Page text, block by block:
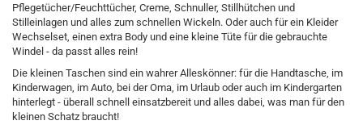
Pflegetücher/Feuchttücher, Creme, Schnuller, Stillhütchen und
Stilleinlagen und alles zum schnellen Wickeln. Oder auch für ein Kleider
Wechselset, einen extra Body und eine kleine Tüte für die gebrauchte
Windel - da passt alles rein!
Die kleinen Taschen sind ein wahrer Alleskönner: für die Handtasche, im
Kinderwagen, im Auto, bei der Oma, im Urlaub oder auch im Kindergarten
hinterlegt - überall schnell einsatzbereit und alles dabei, was man für den
kleinen Schatz braucht!